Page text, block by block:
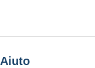
Aiuto